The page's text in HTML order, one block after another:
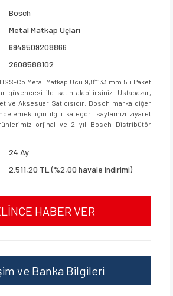
Bosch
Metal Matkap Uçları
6949509208866
2608588102
Co Metal Matkap Ucu 9,8*133 mm 5'li Paket
güvencesi ile satın alabilirsiniz. Ustapazar,
ve Aksesuar Satıcısıdır. Bosch marka diğer
için ilgili kategori sayfamızı ziyaret
orjinal ve 2 yıl Bosch Distribütör
24 Ay
2.511,20 TL (%2,00 havale indirimi)
HABER VER
ve Banka Bilgileri